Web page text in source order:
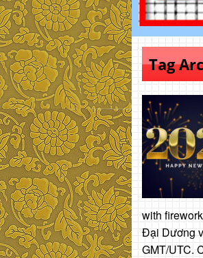
Tag
with
Đại Dương
GMT/UTC.